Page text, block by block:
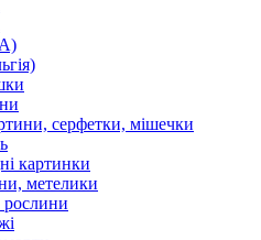
серфетки, мішечки
картинки
метелики
рослини